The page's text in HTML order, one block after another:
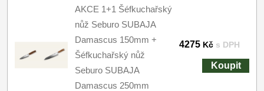
AKCE 1+1 Šéfkuchařský
nůž Seburo SUBAJA
Damascus 150mm +
Šéfkuchařský nůž
Seburo SUBAJA
Damascus 250mm
4275 Kč s DPH
Koupit